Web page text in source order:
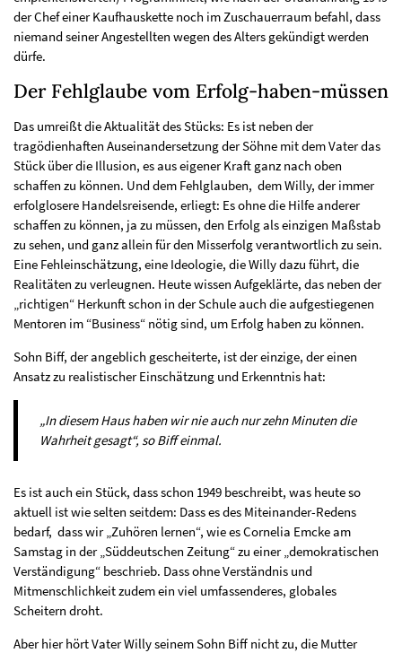
der Chef einer Kaufhauskette noch im Zuschauerraum befahl, dass
niemand seiner Angestellten wegen des Alters gekündigt werden
dürfe.
Der Fehlglaube vom Erfolg-haben-müssen
Das umreißt die Aktualität des Stücks: Es ist neben der
tragödienhaften Auseinandersetzung der Söhne mit dem Vater das
Stück über die Illusion, es aus eigener Kraft ganz nach oben
schaffen zu können. Und dem Fehlglauben, dem Willy, der immer
erfolglosere Handelsreisende, erliegt: Es ohne die Hilfe anderer
schaffen zu können, ja zu müssen, den Erfolg als einzigen Maßstab
zu sehen, und ganz allein für den Misserfolg verantwortlich zu sein.
Eine Fehleinschätzung, eine Ideologie, die Willy dazu führt, die
Realitäten zu verleugnen. Heute wissen Aufgeklärte, das neben der
„richtigen“ Herkunft schon in der Schule auch die aufgestiegenen
Mentoren im “Business“ nötig sind, um Erfolg haben zu können.
Sohn Biff, der angeblich gescheiterte, ist der einzige, der einen
Ansatz zu realistischer Einschätzung und Erkenntnis hat:
„In diesem Haus haben wir nie auch nur zehn Minuten die
Wahrheit gesagt“, so Biff einmal.
Es ist auch ein Stück, dass schon 1949 beschreibt, was heute so
aktuell ist wie selten seitdem: Dass es des Miteinander-Redens
bedarf, dass wir „Zuhören lernen“, wie es Cornelia Emcke am
Samstag in der „Süddeutschen Zeitung“ zu einer „demokratischen
Verständigung“ beschrieb. Dass ohne Verständnis und
Mitmenschlichkeit zudem ein viel umfassenderes, globales
Scheitern droht.
Aber hier hört Vater Willy seinem Sohn Biff nicht zu, die Mutter